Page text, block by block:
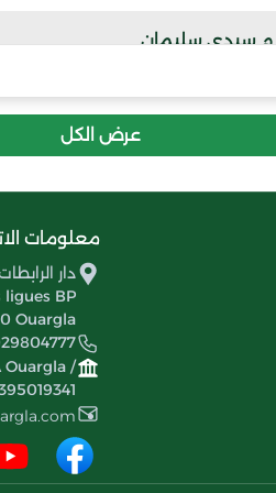
م.سيدي سليمان
ن . ر . ب . مقارين
شباب الطيبات
عرض الكل
معلومات
دار
ligues BP
Ouargla
Ouargla /